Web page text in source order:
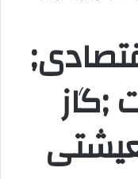
;گاز